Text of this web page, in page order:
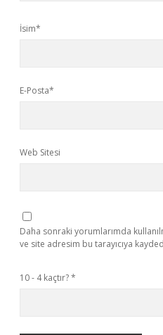
İsim*
E-Posta*
Web Sitesi
Daha sonraki yorumlarımda
ve site adresim bu tarayıcıya
10 - 4 kaçtır?*